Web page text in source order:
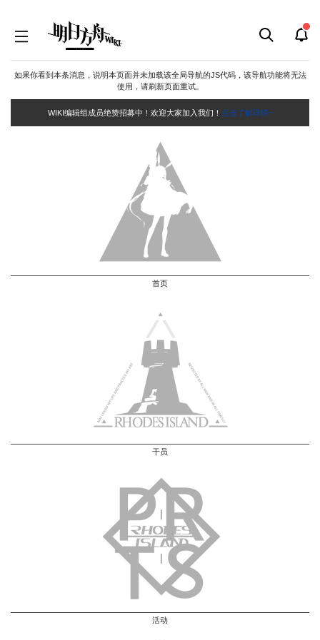
如果你看到本条消息，说明本页面并未加载该全局导航的JS代码，该导航功能将无法
使用，请刷新页面重试。
WIKI编辑组成员绝赞招募中！欢迎大家加入我们！ 点击了解详情~
首页
干员
活动